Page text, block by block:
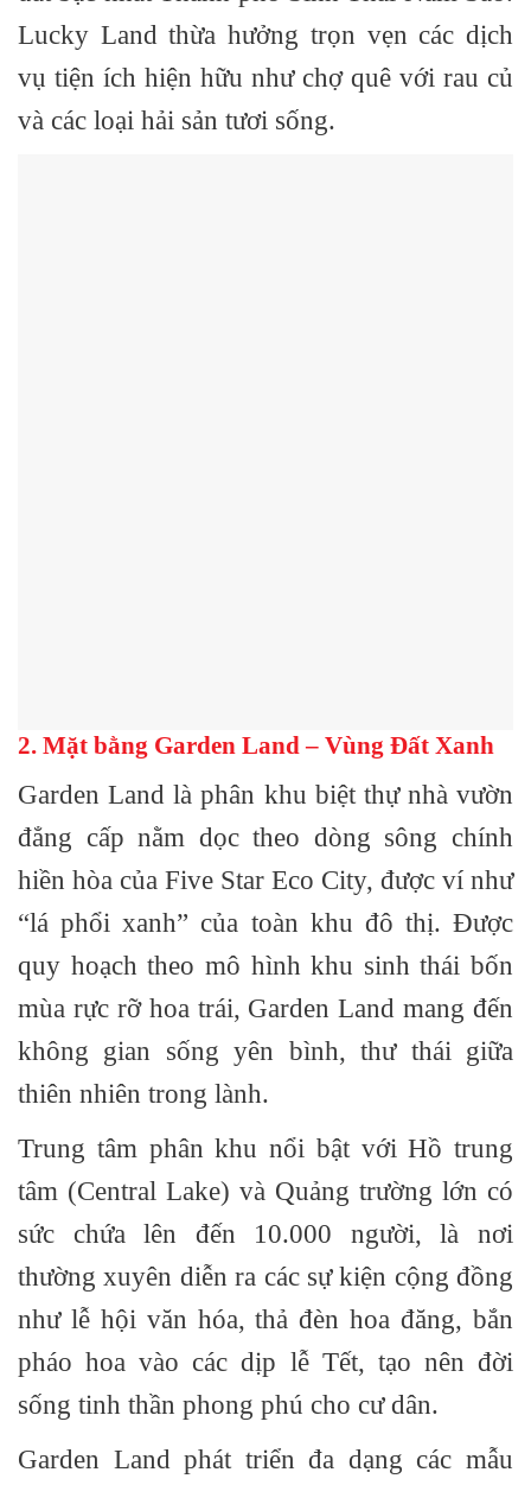
Lucky Land thừa hưởng trọn vẹn các dịch
vụ tiện ích hiện hữu như chợ quê với rau củ
và các loại hải sản tươi sống.
2. Mặt bằng Garden Land – Vùng Đất Xanh
Garden Land là phân khu biệt thự nhà vườn
đẳng cấp nằm dọc theo dòng sông chính
hiền hòa của Five Star Eco City, được ví như
“lá phổi xanh” của toàn khu đô thị. Được
quy hoạch theo mô hình khu sinh thái bốn
mùa rực rỡ hoa trái, Garden Land mang đến
không gian sống yên bình, thư thái giữa
thiên nhiên trong lành.
Trung tâm phân khu nổi bật vớiHồ trung
tâm (Central Lake) và Quảng trường lớn có
sức chứa lên đến 10.000 người, là nơi
thường xuyên diễn ra các sự kiện cộng đồng
như lễ hội văn hóa, thả đèn hoa đăng, bắn
pháo hoa vào các dịp lễ Tết, tạo nên đời
sống tinh thần phong phú cho cư dân.
Garden Land phát triển đa dạng các mẫu